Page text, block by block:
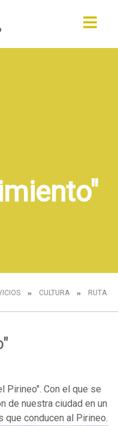
CULTURA RUTA
Pirineo". Con el que se
de nuestra ciudad en un
que conducen al Pirineo.